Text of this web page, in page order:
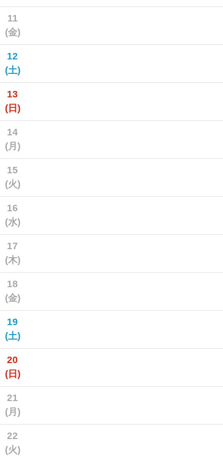
11
(金)
12
(土)
13
(日)
14
(月)
15
(火)
16
(水)
17
(木)
18
(金)
19
(土)
20
(日)
21
(月)
22
(火)